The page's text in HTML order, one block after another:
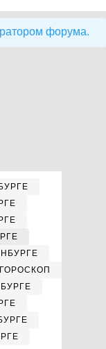
форума.
ГОРОСКОП